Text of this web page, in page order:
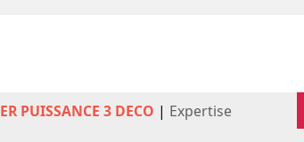
PUISSANCE 3 DECO | Expertise